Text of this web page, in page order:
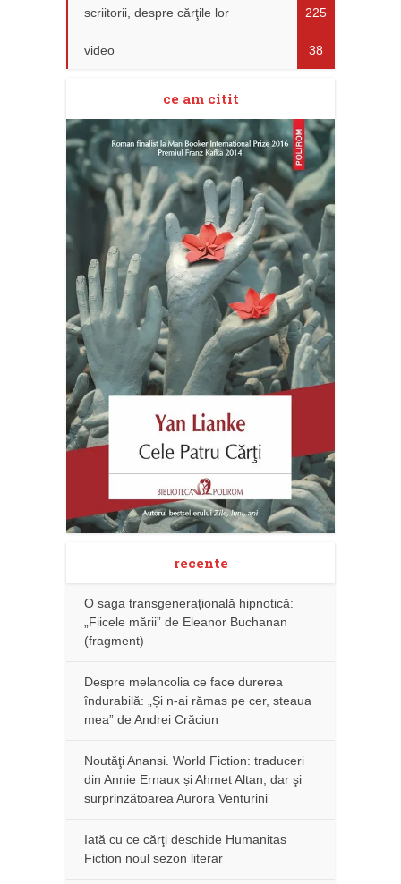
scriitorii, despre cărţile lor 225
video 38
ce am citit
recente
O saga transgenerațională hipnotică:
„Fiicele mării” de Eleanor Buchanan
(fragment)
Despre melancolia ce face durerea
îndurabilă: „Și n-ai rămas pe cer, steaua
mea” de Andrei Crăciun
Noutăţi Anansi. World Fiction: traduceri
din Annie Ernaux și Ahmet Altan, dar şi
surprinzătoarea Aurora Venturini
Iată cu ce cărţi deschide Humanitas
Fiction noul sezon literar